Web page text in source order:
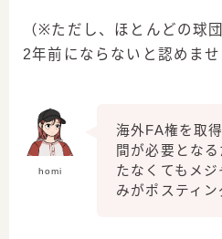
（※ただし、ほとんどの球
2年前にならないと認めませ
homi
海外FA権を取
間が必要とな
たなくてもメ
みがポスティ